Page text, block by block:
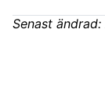
Senast ändrad: